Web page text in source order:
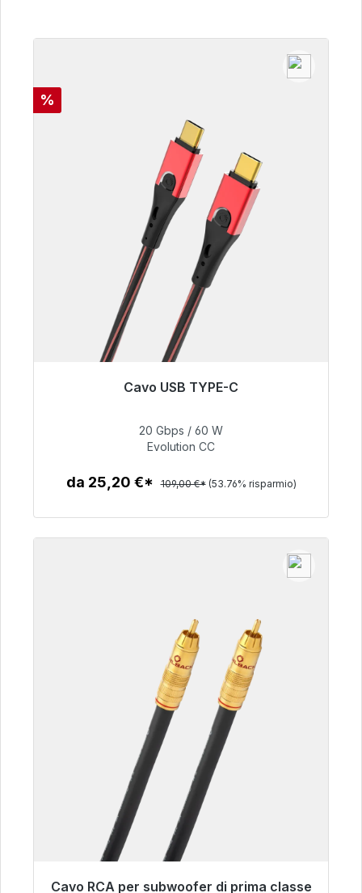
Sconto
%
Cavo USB TYPE-C
Pronto per la spedizione immediata, tempo di
50,40 €
20 Gbps / 60 W
Evolution CC
da 25,20 €* 109,00 €* (53.76% risparmio)
Cavo RCA per subwoofer di prima classe